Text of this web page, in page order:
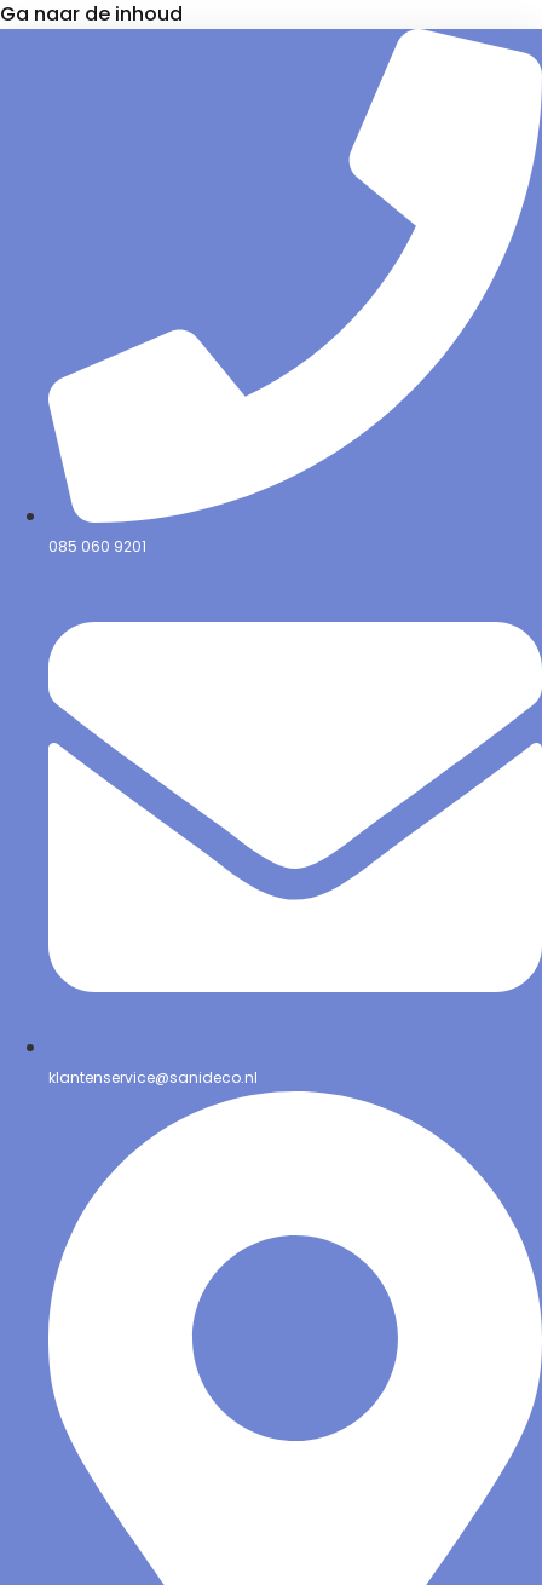
Ga naar de inhoud
085 060 9201
klantenservice@sanideco.nl